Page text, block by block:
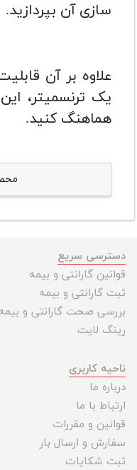
سازی آن بپردازید.
علاوه بر آن
یک ترنسمیتر،
هماهنگ کنید.
دسترسی سریع
قوانین گارانتی و بیمه
ثبت گارانتی و بیمه
بررسی صحت گارانتی و بیمه
رینگ لایت
ناحیه کاربری
درباره ما
ارتباط با ما
قوانین و مقررات
سفارش و ارسال بار
ثبت شکایات